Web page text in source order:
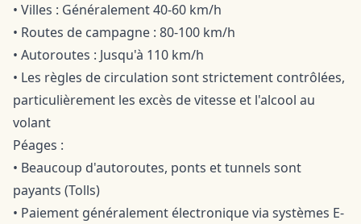
• Villes : Généralement 40-60 km/h
• Routes de campagne : 80-100 km/h
• Autoroutes : Jusqu'à 110 km/h
• Les règles de circulation sont strictement contrôlées,
particulièrement les excès de vitesse et l'alcool au
volant
Péages :
• Beaucoup d'autoroutes, ponts et tunnels sont
payants (Tolls)
• Paiement généralement électronique via systèmes E-